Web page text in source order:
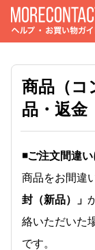
商品（コ
品・返金
◾️ご注文間違
商品をお間違
封（新品）」
絡いただいた
です。